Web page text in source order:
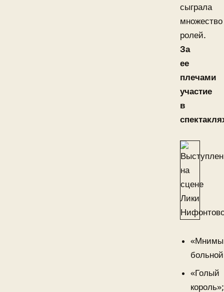
сыграла
множество
ролей.
За
ее
плечами
участие
в
«Голый
король»;